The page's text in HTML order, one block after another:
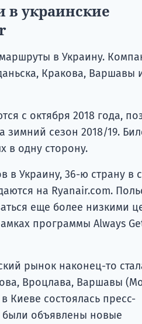
украинские
в Украину.
Кракова, Варшавы
с октября 2018 года,
зимний сезон 2018/19.
в одну сторону.
в Украину, 36-ю страну в
на Ryanair.com.
еще более низкими
программы Always
рынок наконец-то
Вроцлава, Варшавы
Киеве состоялась пресс-
объявлены новые